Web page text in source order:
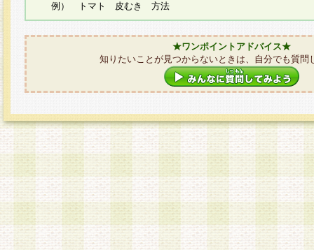
例） トマト 皮むき 方法
★ワンポイントアドバイス★
知りたいことが見つからないときは、自分でも質問